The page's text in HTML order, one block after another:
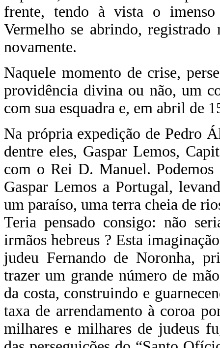
frente, tendo à vista o
Vermelho se abrindo,
novamente.
Naquele momento de crise,
providência divina ou não, um
com sua esquadra e, em abril de
Na própria expedição de Pedro
dentre eles, Gaspar Lemos,
com o Rei D. Manuel. Podemos
Gaspar Lemos a Portugal,
um paraíso, uma terra cheia de
Teria pensado consigo: não
irmãos hebreus ? Esta
judeu Fernando de Noronha,
trazer um grande número de
da costa, construindo e
taxa de arrendamento à coroa
milhares e milhares de judeus